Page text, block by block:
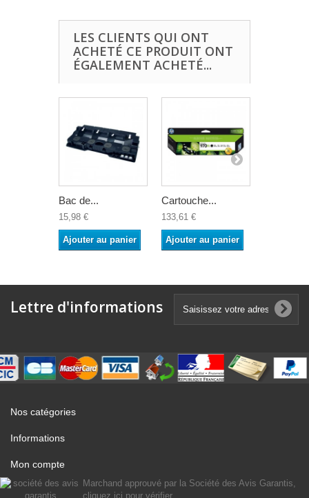
LES CLIENTS QUI ONT
ACHETÉ CE PRODUIT ONT
ÉGALEMENT ACHETÉ...
Bac de...
15,98 €
Ajouter au panier
Cartouche...
133,61 €
Ajouter au panier
Lettre d'informations
Nos catégories
Informations
Mon compte
Marchand approuvé par la Société des Avis Garantis,
cliquez ici pour vérifier.